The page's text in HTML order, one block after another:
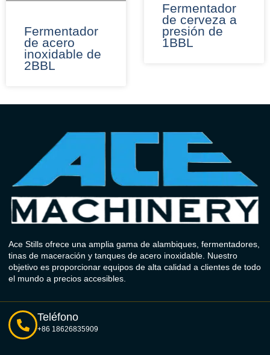
Fermentador
de acero
inoxidable de
2BBL
Fermentador
de cerveza a
presión de
1BBL
Ace Stills ofrece una amplia gama de alambiques, fermentadores,
tinas de maceración y tanques de acero inoxidable. Nuestro
objetivo es proporcionar equipos de alta calidad a clientes de todo
el mundo a precios accesibles.
Teléfono
+86 18626835909